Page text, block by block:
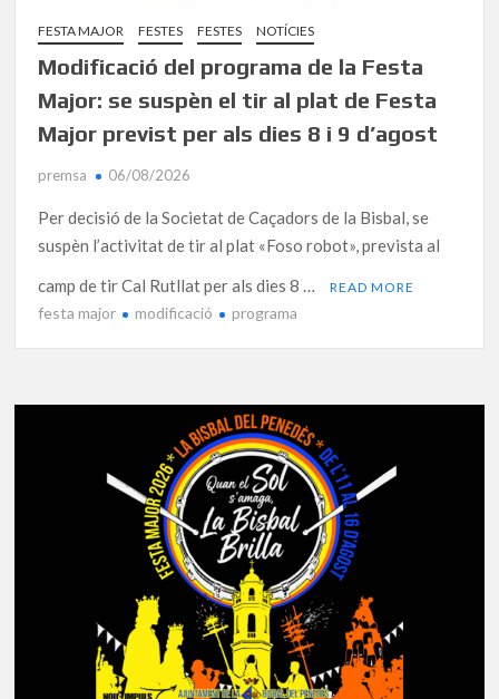
FESTA MAJOR FESTES FESTES NOTÍCIES
Modificació del programa de la Festa
Major: se suspèn el tir al plat de Festa
Major previst per als dies 8 i 9 d’agost
premsa 06/08/2026
Per decisió de la Societat de Caçadors de la Bisbal, se
suspèn l’activitat de tir al plat «Foso robot», prevista al
camp de tir Cal Rutllat per als dies 8 …
READ MORE
festa major modificació programa